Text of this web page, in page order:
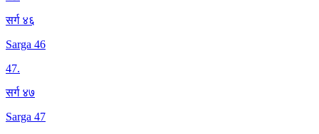
सर्ग ४६
Sarga 46
47.
सर्ग ४७
Sarga 47